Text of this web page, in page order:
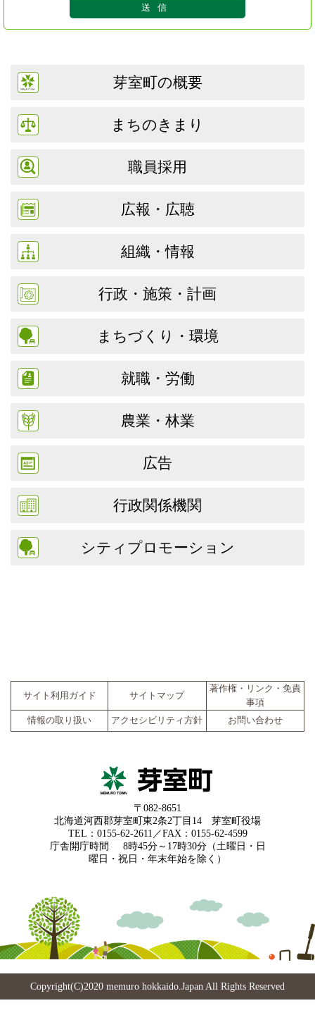
芽室町の概要
まちのきまり
職員採用
広報・広聴
組織・情報
行政・施策・計画
まちづくり・環境
就職・労働
農業・林業
広告
行政関係機関
シティプロモーション
サイト利用ガイド サイトマップ
著作権・リンク・免責
事項
情報の取り扱い
アクセシビリティ方針 お問い合わせ
〒082-8651
北海道河西郡芽室町東2条2丁目14 芽室町役場
TEL：0155-62-2611／FAX：0155-62-4599
庁舎開庁時間
8時45分～17時30分（土曜日・日
曜日・祝日・年末年始を除く）
Copyright(C)2020 memuro hokkaido.Japan All Rights Reserved